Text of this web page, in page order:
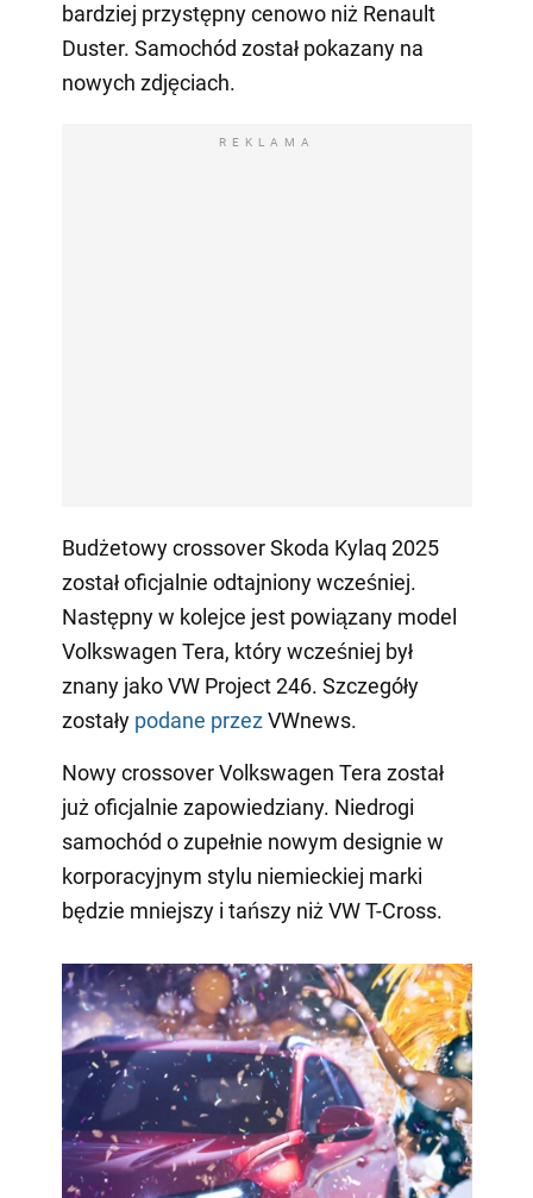
bardziej przystępny cenowo niż Renault
Duster. Samochód został pokazany na
nowych zdjęciach.
REKLAMA
Budżetowy crossover Skoda Kylaq 2025
został oficjalnie odtajniony wcześniej.
Następny w kolejce jest powiązany model
Volkswagen Tera, który wcześniej był
znany jako VW Project 246. Szczegóły
zostały podane przezVWnews.
Nowy crossover Volkswagen Tera został
już oficjalnie zapowiedziany. Niedrogi
samochód o zupełnie nowym designie w
korporacyjnym stylu niemieckiej marki
będzie mniejszy i tańszy niż VW T-Cross.